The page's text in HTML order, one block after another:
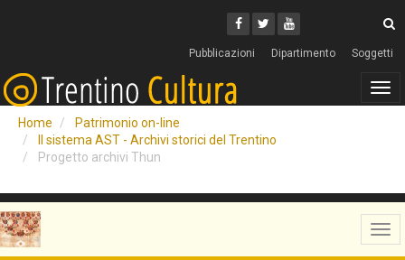
Facebook
Twitter
Youtube
Pubblicazioni Dipartimento Soggetti
Home
Patrimonio on-line
Il sistema AST - Archivi storici del Trentino
Progetto archivi Thun